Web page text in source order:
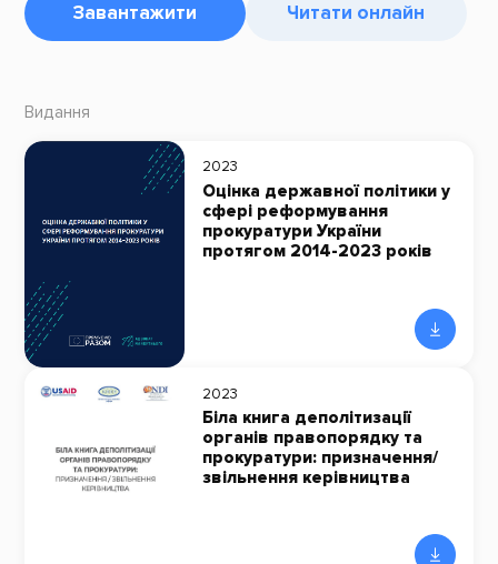
Завантажити Читати онлайн
Видання
2023
Оцінка державної політики у
сфері реформування
прокуратури України
протягом 2014-2023 років
2023
Біла книга деполітизації
органів правопорядку та
прокуратури: призначення/
звільнення керівництва